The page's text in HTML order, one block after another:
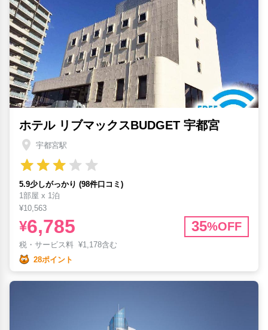
ホテル リブマックスBUDGET 宇都宮
宇都宮駅
5.9少しがっかり (98件口コミ)
1部屋 x 1泊
¥10,563
¥6,785 35%OFF
税・サービス料 ¥1,178含む
28ポイント